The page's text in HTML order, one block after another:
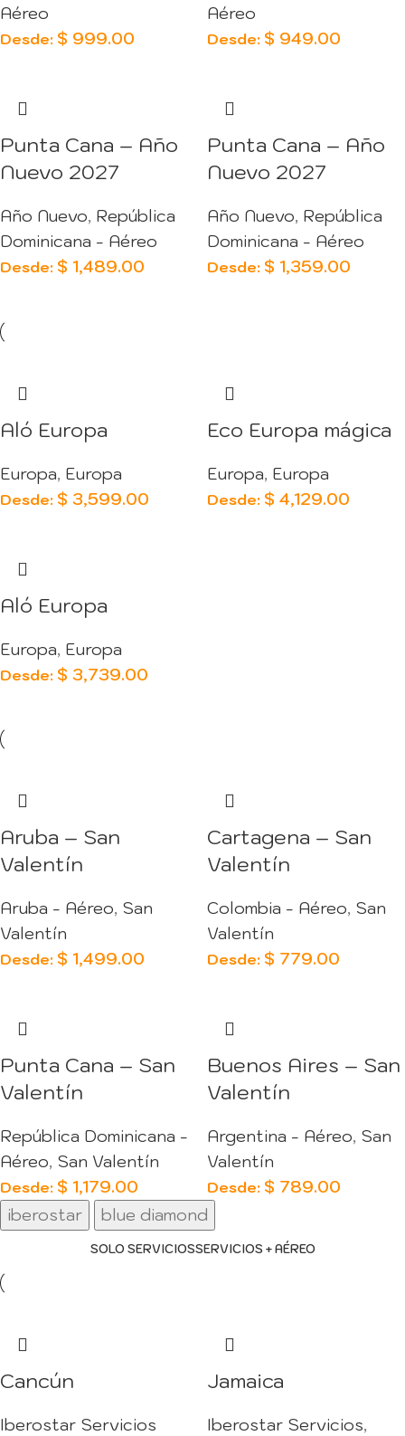
Aéreo
Desde: $ 999.00
Aéreo
Desde: $ 949.00
Punta Cana – Año
Nuevo 2027
Año Nuevo, República
Dominicana - Aéreo
Desde: $ 1,489.00
Punta Cana – Año
Nuevo 2027
Año Nuevo, República
Dominicana - Aéreo
Desde: $ 1,359.00
Aló Europa
Europa, Europa
Desde: $ 3,599.00
Eco Europa mágica
Europa, Europa
Desde: $ 4,129.00
Aló Europa
Europa, Europa
Desde: $ 3,739.00
Aruba – San
Valentín
Aruba - Aéreo, San
Valentín
Desde: $ 1,499.00
Cartagena – San
Valentín
Colombia - Aéreo, San
Valentín
Desde: $ 779.00
Punta Cana – San
Valentín
República Dominicana -
Aéreo, San Valentín
Desde: $ 1,179.00
Buenos Aires – San
Valentín
Argentina - Aéreo, San
Valentín
Desde: $ 789.00
iberostar
blue diamond
SOLO SERVICIOSSERVICIOS + AÉREO
Cancún
Iberostar Servicios
Jamaica
Iberostar Servicios,